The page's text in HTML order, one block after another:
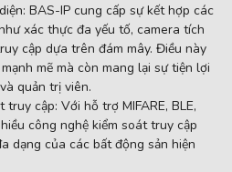
BAS-IP cung cấp sự kết hợp các
xác thực đa yếu tố, camera tích
cập dựa trên đám mây. Điều này
mẽ mà còn mang lại sự tiện lợi
quản trị viên.
cập: Với hỗ trợ MIFARE, BLE,
công nghệ kiểm soát truy cập
dạng của các bất động sản hiện